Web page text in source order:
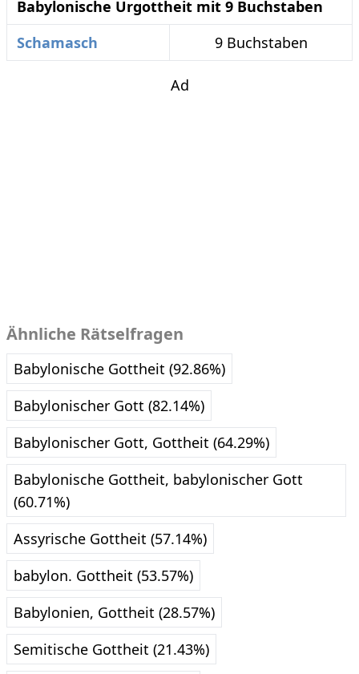
Babylonische Urgottheit mit 9 Buchstaben
Schamasch
9 Buchstaben
Ad
Ähnliche Rätselfragen
Babylonische Gottheit (92.86%)
Babylonischer Gott (82.14%)
Babylonischer Gott, Gottheit (64.29%)
Babylonische Gottheit, babylonischer Gott
(60.71%)
Assyrische Gottheit (57.14%)
babylon. Gottheit (53.57%)
Babylonien, Gottheit (28.57%)
Semitische Gottheit (21.43%)